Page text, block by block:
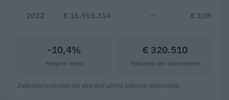
2022 € 16.953.314 — € 108.915
-10,4%
Margine netto
€ 320.510
Fatturato per dipendente
Indicatori calcolati dai dati dell'ultimo bilancio disponibile.